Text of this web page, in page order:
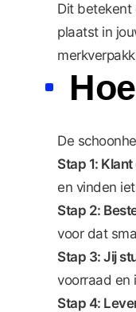
Dit betekent
plaatst in
De
Stap 1:
en vinden
Stap 2:
voor dat
Stap 3: Jij
voorraad en
Stap 4: